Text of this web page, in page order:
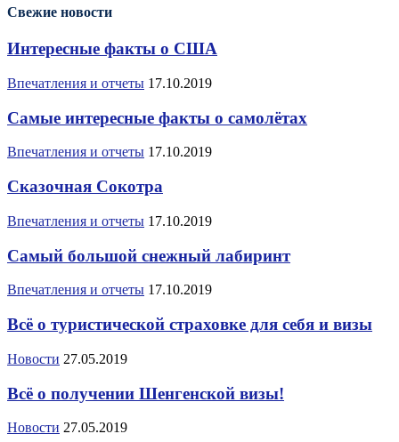
Свежие новости
Интересные факты о США
Впечатления и отчеты 17.10.2019
Самые интересные факты о самолётах
Впечатления и отчеты 17.10.2019
Сказочная Сокотра
Впечатления и отчеты 17.10.2019
Самый большой снежный лабиринт
Впечатления и отчеты 17.10.2019
Всё о туристической страховке для себя и визы
Новости 27.05.2019
Всё о получении Шенгенской визы!
Новости 27.05.2019